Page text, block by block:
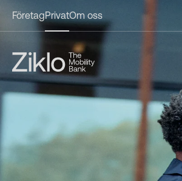
FöretagPrivatOm oss